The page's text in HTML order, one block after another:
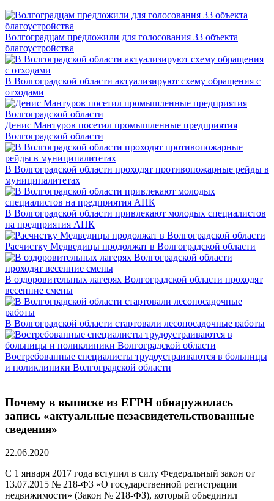
Волгоградцам предложили для голосования 33 объекта
благоустройства
В Волгоградской области актуализируют схему обращения с
отходами
Денис Мантуров посетил промышленные предприятия
Волгоградской области
В Волгоградской области проходят противопожарные рейды в
муниципалитетах
В Волгоградской области привлекают молодых специалистов
на предприятия АПК
Расчистку Медведицы продолжат в Волгоградской области
В оздоровительных лагерях Волгоградской области проходят
весенние смены
В Волгоградской области стартовали лесопосадочные работы
Востребованные специалисты трудоустраиваются в больницы
и поликлиники Волгоградской области
Почему в выписке из ЕГРН обнаружилась
запись «актуальные незасвидетельствованные
сведения»
22.06.2020
С 1 января 2017 года вступил в силу Федеральный закон от
13.07.2015 № 218-ФЗ «О государственной регистрации
недвижимости» (Закон № 218-ФЗ), который объединил